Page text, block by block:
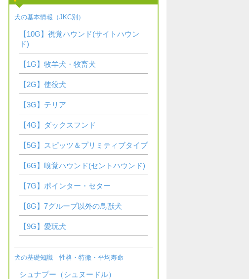
犬の基本情報（JKC別）
【10G】視覚ハウンド(サイトハウン
ド)
【1G】牧羊犬・牧畜犬
【2G】使役犬
【3G】テリア
【4G】ダックスフンド
【5G】スピッツ＆プリミティブタイプ
【6G】嗅覚ハウンド(セントハウンド)
【7G】ポインター・セター
【8G】7グループ以外の鳥獣犬
【9G】愛玩犬
犬の基礎知識 性格・特徴・平均寿命
シュナプー（シュヌードル）